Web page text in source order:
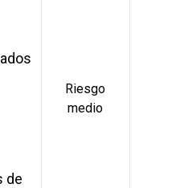
de
Riesgo
medio